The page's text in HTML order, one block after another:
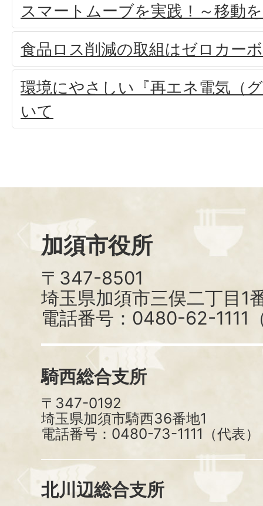
スマートムーブを実践！～移動
食品ロス削減の取組はゼロカー
環境にやさしい『再エネ電気（
いて
加須市役所
〒347-8501
埼玉県加須市三俣二丁目1
電話番号：0480-62-1111
騎西総合支所
〒347-0192
埼玉県加須市騎西36番地1
電話番号：0480-73-1111（代表）
北川辺総合支所